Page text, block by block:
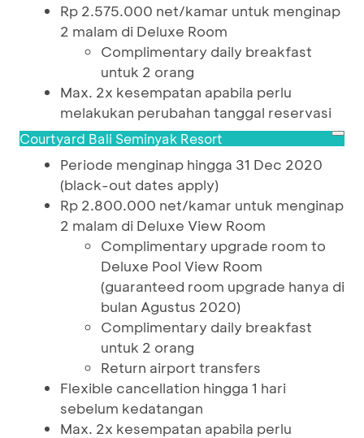
Rp 2.575.000 net/kamar untuk menginap
2 malam di Deluxe Room
Complimentary daily breakfast
untuk 2 orang
Max. 2x kesempatan apabila perlu
melakukan perubahan tanggal reservasi
Courtyard Bali Seminyak Resort
Periode menginap hingga 31 Dec 2020
(black-out dates apply)
Rp 2.800.000 net/kamar untuk menginap
2 malam di Deluxe View Room
Complimentary upgrade room to
Deluxe Pool View Room
(guaranteed room upgrade hanya di
bulan Agustus 2020)
Complimentary daily breakfast
untuk 2 orang
Return airport transfers
Flexible cancellation hingga 1 hari
sebelum kedatangan
Max. 2x kesempatan apabila perlu